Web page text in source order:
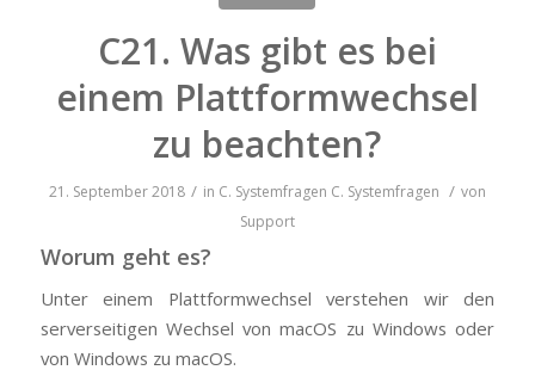
C21. Was gibt es bei
einem Plattformwechsel
zu beachten?
21. September 2018 / in C. Systemfragen C. Systemfragen / von
Support
Worum geht es?
Unter einem Plattformwechsel verstehen wir den
serverseitigen Wechsel von macOS zu Windows oder
von Windows zu macOS.